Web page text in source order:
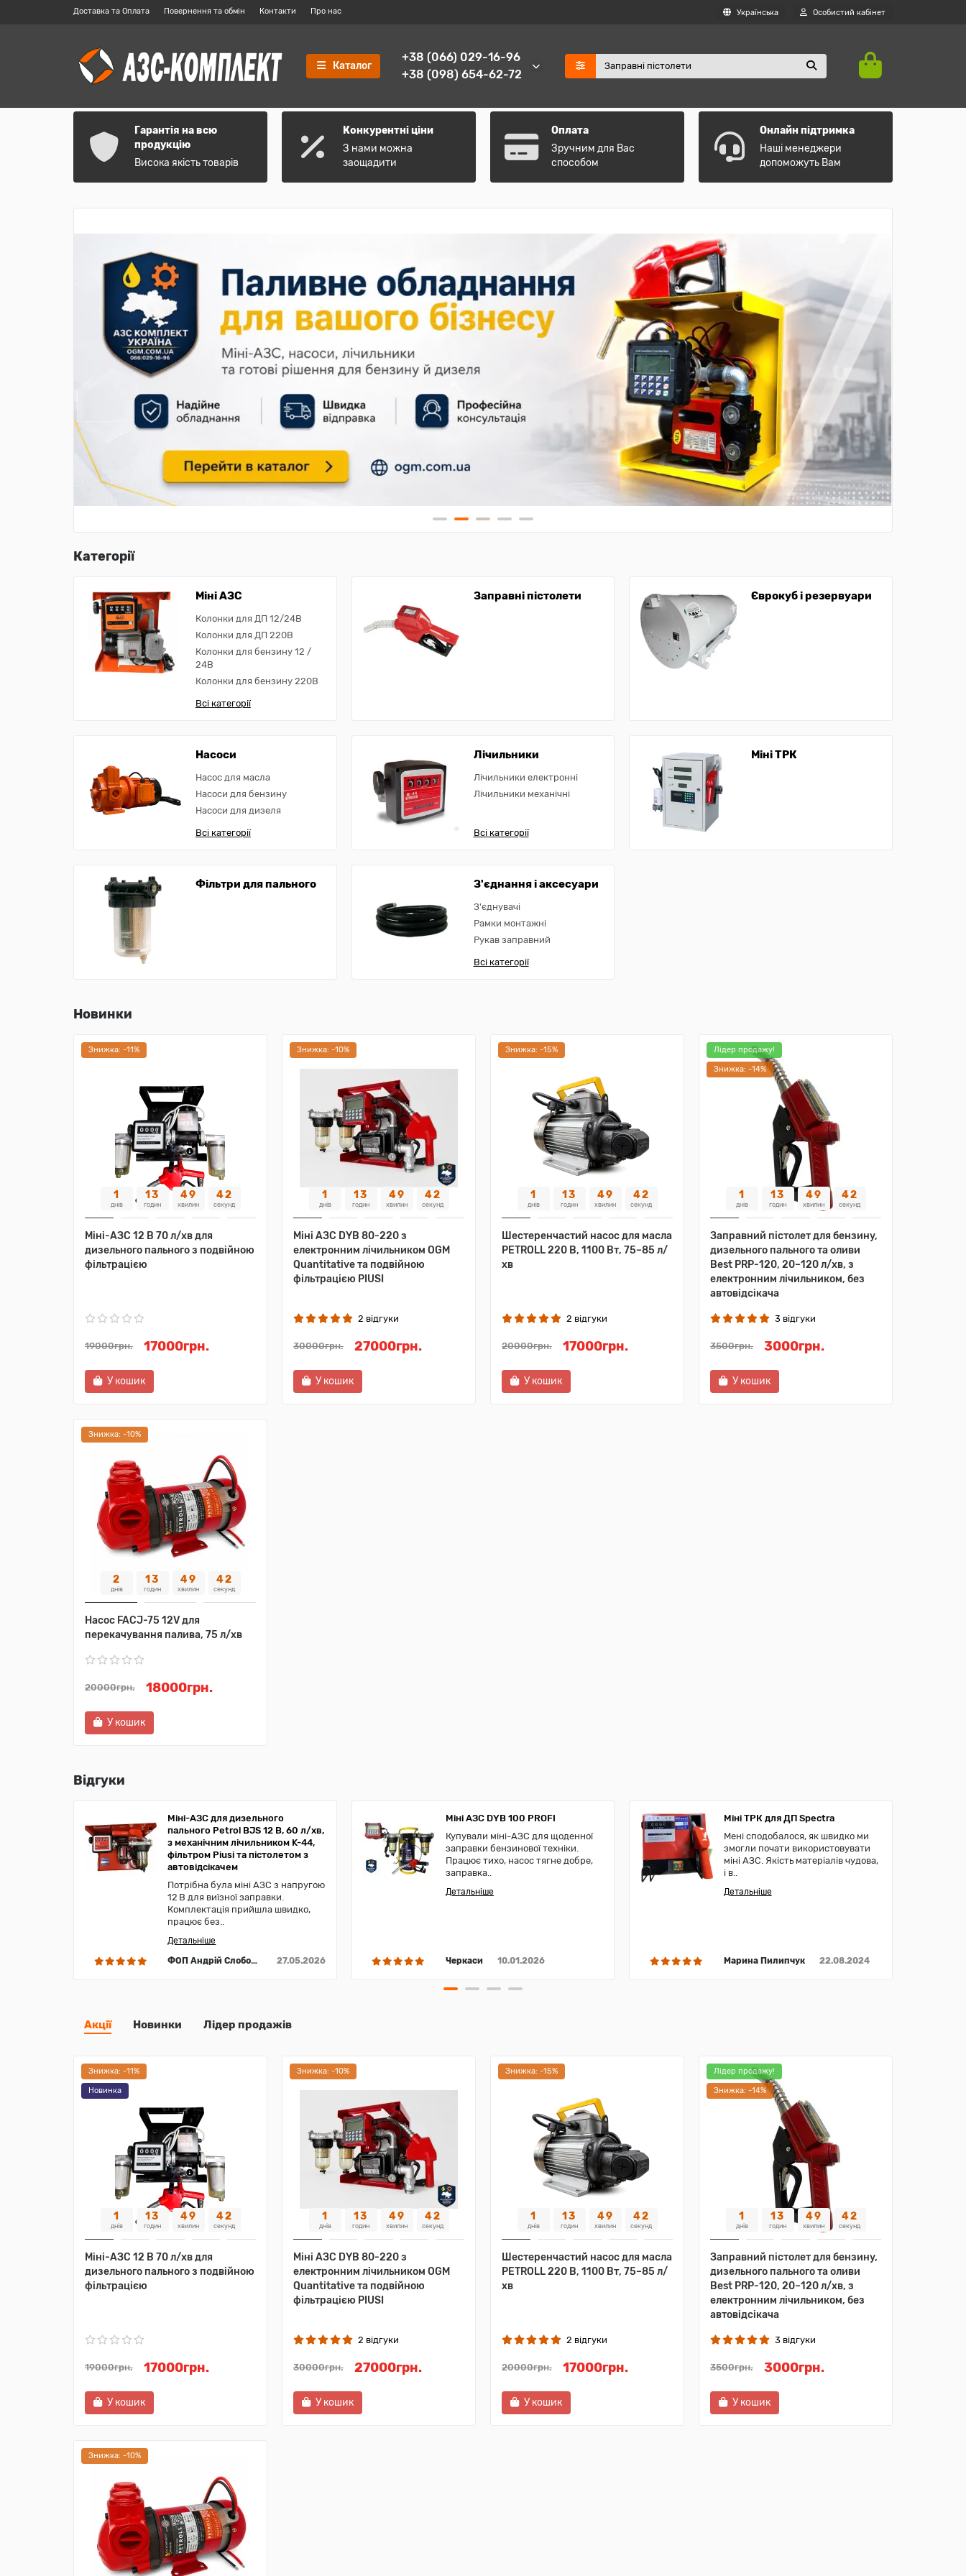
Доставка та Оплата Повернення та обмін Контакти Про нас Українська Особистий кабінет
Каталог
+38 (066) 029-16-96
+38 (098) 654-62-72
Гарантія на всю
продукцію
Висока якість товарів
Конкурентні ціни
З нами можна
заощадити
Оплата
Зручним для Вас
способом
Онлайн підтримка
Наші менеджери
допоможуть Вам
Категорії
Міні АЗС
Колонки для ДП 12/24В
Колонки для ДП 220В
Колонки для бензину 12 /
24В
Колонки для бензину 220В
Всі категорії
Заправні пістолети Єврокуб і резервуари
Насоси
Насос для масла
Насоси для бензину
Насоси для дизеля
Всі категорії
Лічильники
Лічильники електронні
Лічильники механічні
Всі категорії
Міні ТРК
Фільтри для пального З'єднання і аксесуари
З'єднувачі
Рамки монтажні
Рукав заправний
Всі категорії
Новинки
Знижка: -11%
1
днів
13
годин
49
хвилин
40
секунд
Міні-АЗС 12 В 70 л/хв для
дизельного пального з подвійною
фільтрацією
19000грн. 17000грн.
У кошик
Знижка: -10%
1
днів
13
годин
49
хвилин
40
секунд
Міні АЗС DYB 80-220 з
електронним лічильником OGM
Quantitative та подвійною
фільтрацією PIUSI
2 відгуки
30000грн. 27000грн.
У кошик
Знижка: -15%
1
днів
13
годин
49
хвилин
40
секунд
Шестеренчастий насос для масла
PETROLL 220 В, 1100 Вт, 75–85 л/
хв
2 відгуки
20000грн. 17000грн.
У кошик
Лідер продажу!
Знижка: -14%
1
днів
13
годин
49
хвилин
40
секунд
Заправний пістолет для бензину,
дизельного пального та оливи
Best PRP-120, 20–120 л/хв, з
електронним лічильником, без
автовідсікача
3 відгуки
3500грн. 3000грн.
У кошик
Знижка: -10%
2
днів
13
годин
49
хвилин
40
секунд
Насос FACJ-75 12V для
перекачування палива, 75 л/хв
20000грн. 18000грн.
У кошик
Відгуки
Міні-АЗС для дизельного
пального Petrol BJS 12 В, 60 л/хв,
з механічним лічильником K-44,
фільтром Piusi та пістолетом з
автовідсікачем
Потрібна була міні АЗС з напругою
12 В для виїзної заправки.
Комплектація прийшла швидко,
працює без..
Детальніше
ФОП Андрій Слободян 27.05.2026
Міні АЗС DYB 100 PROFI
Купували міні-АЗС для щоденної
заправки бензинової техніки.
Працює тихо, насос тягне добре,
заправка..
Детальніше
Черкаси 10.01.2026
Міні ТРК для ДП Spectra
Мені сподобалося, як швидко ми
змогли почати використовувати
міні АЗС. Якість матеріалів чудова,
і в..
Детальніше
Марина Пилипчук 22.08.2024
Акції Новинки Лідер продажів
Знижка: -11%
Новинка
1
днів
13
годин
49
хвилин
41
секунд
Міні-АЗС 12 В 70 л/хв для
дизельного пального з подвійною
фільтрацією
19000грн. 17000грн.
У кошик
Знижка: -10%
1
днів
13
годин
49
хвилин
41
секунд
Міні АЗС DYB 80-220 з
електронним лічильником OGM
Quantitative та подвійною
фільтрацією PIUSI
2 відгуки
30000грн. 27000грн.
У кошик
Знижка: -15%
1
днів
13
годин
49
хвилин
41
секунд
Шестеренчастий насос для масла
PETROLL 220 В, 1100 Вт, 75–85 л/
хв
2 відгуки
20000грн. 17000грн.
У кошик
Лідер продажу!
Знижка: -14%
1
днів
13
годин
49
хвилин
41
секунд
Заправний пістолет для бензину,
дизельного пального та оливи
Best PRP-120, 20–120 л/хв, з
електронним лічильником, без
автовідсікача
3 відгуки
3500грн. 3000грн.
У кошик
Знижка: -10%